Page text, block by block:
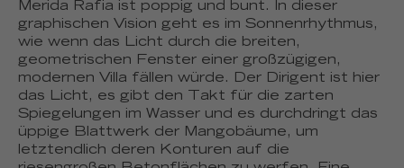
Merida Rafia ist poppig und bunt. In dieser
graphischen Vision geht es im Sonnenrhythmus,
wie wenn das Licht durch die breiten,
geometrischen Fenster einer großzügigen,
modernen Villa fällen würde. Der Dirigent ist hier
das Licht, es gibt den Takt für die zarten
Spiegelungen im Wasser und es durchdringt das
üppige Blattwerk der Mangobäume, um
letztendlich deren Konturen auf die